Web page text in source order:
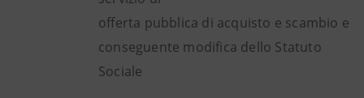
offerta pubblica di acquisto e scambio e
conseguente modifica dello Statuto
Sociale